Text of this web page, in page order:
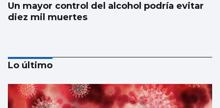
Un mayor control del alcohol podría evitar
diez mil muertes
Lo último